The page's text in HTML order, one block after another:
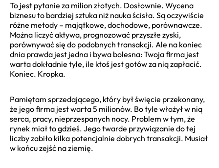
To jest pytanie za milion złotych. Dosłownie. Wycena
biznesu to bardziej sztuka niż nauka ścisła. Są oczywiście
różne metody – majątkowe, dochodowe, porównawcze.
Można liczyć aktywa, prognozować przyszłe zyski,
porównywać się do podobnych transakcji. Ale na koniec
dnia prawda jest jedna i bywa bolesna: Twoja firma jest
warta dokładnie tyle, ile ktoś jest gotów za nią zapłacić.
Koniec. Kropka.
Pamiętam sprzedającego, który był święcie przekonany,
że jego firma jest warta 5 milionów. Bo tyle włożył w nią
serca, pracy, nieprzespanych nocy. Problem w tym, że
rynek miał to gdzieś. Jego twarde przywiązanie do tej
liczby zabiło kilka potencjalnie dobrych transakcji. Musiał
w końcu zejść na ziemię.